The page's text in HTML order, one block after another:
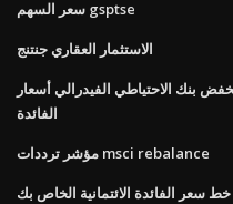
سعر السهم gsptse
الاستثمار العقاري جنتنج
بنك الاحتياطي الفيدرالي أسعار
الفائدة
مؤشر ترددات msci rebalance
سعر الفائدة الائتمانية الخاص بك